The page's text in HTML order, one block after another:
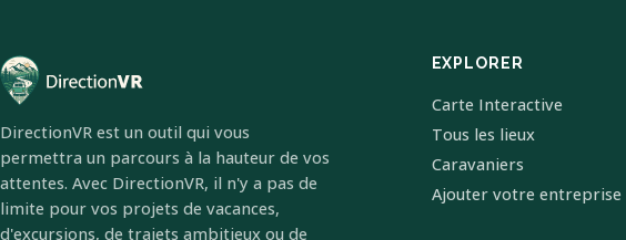
DirectionVR est un outil qui vous
permettra un parcours à la hauteur de vos
attentes. Avec DirectionVR, il n'y a pas de
limite pour vos projets de vacances,
d'excursions, de trajets ambitieux ou de
EXPLORER
Carte Interactive
Tous les lieux
Caravaniers
Ajouter votre entreprise